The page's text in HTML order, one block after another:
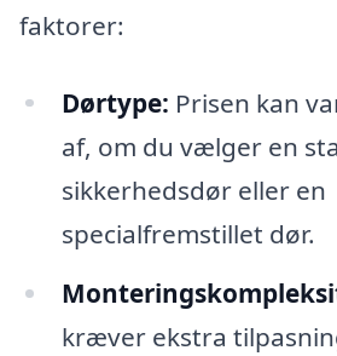
faktorer:
Dørtype: Prisen kan
af, om du vælger en
sikkerhedsdør eller en
specialfremstillet dør.
kræver ekstra